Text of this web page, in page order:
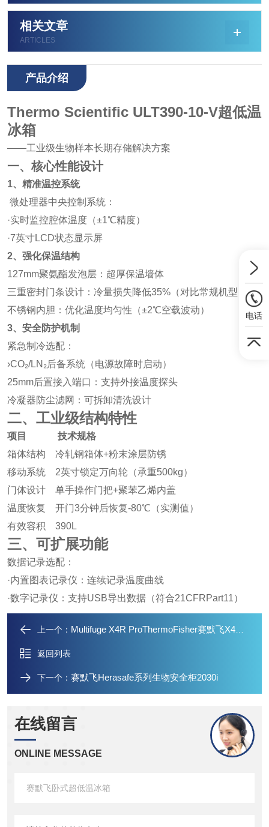
相关文章
ARTICLES
产品介绍
Thermo Scientific ULT390-10-V超低温
冰箱
——工业级生物样本长期存储解决方案
一、核心性能设计
1、精准温控系统
微处理器中央控制系统：
·实时监控腔体温度（±1℃精度）
·7英寸LCD状态显示屏
2、强化保温结构
127mm聚氨酯发泡层：超厚保温墙体
三重密封门条设计：冷量损失降低35%（对比常规机型）
不锈钢内胆：优化温度均匀性（±2℃空载波动）
3、安全防护机制
紧急制冷选配：
›CO₂/LN₂后备系统（电源故障时启动）
25mm后置接入端口：支持外接温度探头
冷凝器防尘滤网：可拆卸清洗设计
二、工业级结构特性
项目
技术规格
箱体结构 冷轧钢箱体+粉末涂层防锈
移动系统 2英寸锁定万向轮（承重500kg）
门体设计 单手操作门把+聚苯乙烯内盖
温度恢复 开门3分钟后恢复-80℃（实测值）
有效容积 390L
三、可扩展功能
数据记录选配：
·内置图表记录仪：连续记录温度曲线
·数字记录仪：支持USB导出数据（符合21CFRPart11）
上一个： Multifuge X4R ProThermoFisher赛默飞X4R台式离心机
返回列表
下一个： 赛默飞Herasafe系列生物安全柜2030i
在线留言
ONLINE MESSAGE
电话